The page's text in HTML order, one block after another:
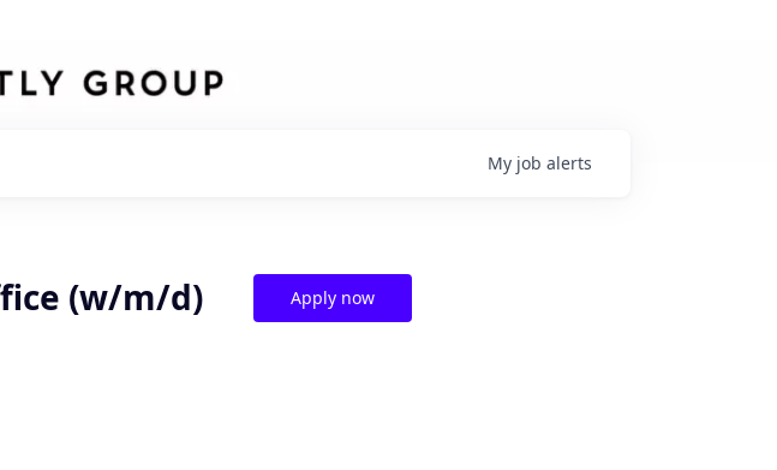
My job alerts
(w/m/d) Apply now